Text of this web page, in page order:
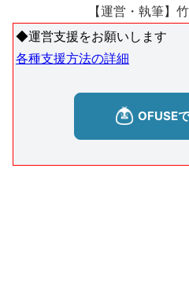
【運営・執筆】
◆運営支援をお願いします
各種支援方法の詳細